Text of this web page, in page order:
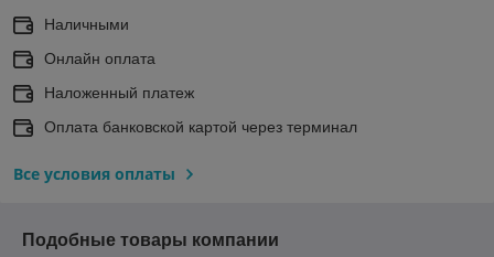
Наличными
Онлайн оплата
Наложенный платеж
Оплата банковской картой через терминал
Все условия оплаты
Подобные товары компании